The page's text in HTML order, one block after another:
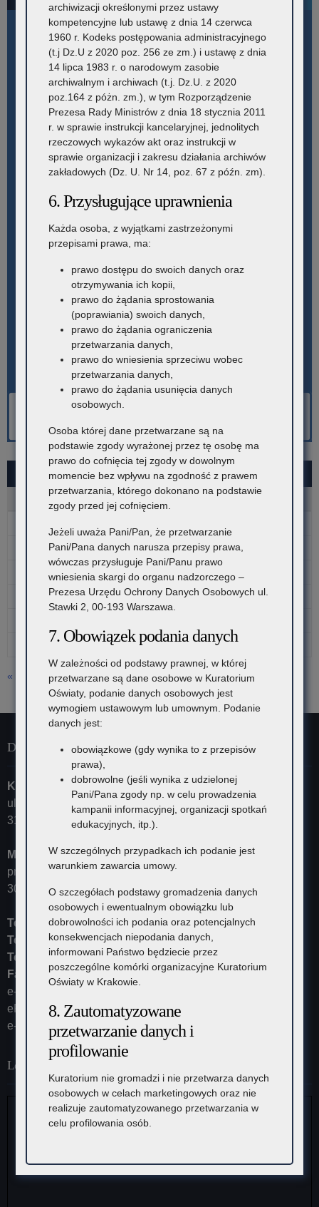
SIERPIEŃ 2026
Ś
4 5 6 7
11
18 19 20 21 22
« lip
Dane kontaktowe
Kuratorium Oświaty w Krakowie
ul. Szlak 73
31-153 Kraków
Małopolski Kurator Oświaty
przyjmuje ul. Kazimierza Morawskiego 5,
30-102 Kraków
Tel:
12 448-11-10
Tel:
12 448-11-15
Tel:
12 448-11-20
Fax:
12 448-11-62
e-mail:
kurator@kuratorium.krakow.pl
ePUAP (adres skrytki): /KOKrakow/skrytka
e-Doręczenia: AE:PL-23387-37626-IRHSW-19
Lokalizacja
archiwizacji określonymi przez ustawy
kompetencyjne lub ustawę z dnia 14 czerwca
1960 r. Kodeks postępowania administracyjnego
(t.j Dz.U z 2020 poz. 256 ze zm.) i ustawę z dnia
14 lipca 1983 r. o narodowym zasobie
archiwalnym i archiwach (t.j. Dz.U. z 2020
poz.164 z póżn. zm.), w tym Rozporządzenie
Prezesa Rady Ministrów z dnia 18 stycznia 2011
r. w sprawie instrukcji kancelaryjnej, jednolitych
rzeczowych wykazów akt oraz instrukcji w
sprawie organizacji i zakresu działania archiwów
zakładowych (Dz. U. Nr 14, poz. 67 z późn. zm).
6. Przysługujące uprawnienia
Każda osoba, z wyjątkami zastrzeżonymi
przepisami prawa, ma:
prawo dostępu do swoich danych oraz
otrzymywania ich kopii,
prawo do żądania sprostowania
(poprawiania) swoich danych,
prawo do żądania ograniczenia
przetwarzania danych,
prawo do wniesienia sprzeciwu wobec
przetwarzania danych,
prawo do żądania usunięcia danych
osobowych.
Osoba której dane przetwarzane są na
podstawie zgody wyrażonej przez tę osobę ma
prawo do cofnięcia tej zgody w dowolnym
momencie bez wpływu na zgodność z prawem
przetwarzania, którego dokonano na podstawie
zgody przed jej cofnięciem.
Jeżeli uważa Pani/Pan, że przetwarzanie
Pani/Pana danych narusza przepisy prawa,
wówczas przysługuje Pani/Panu prawo
wniesienia skargi do organu nadzorczego –
Prezesa Urzędu Ochrony Danych Osobowych ul.
Stawki 2, 00-193 Warszawa.
7. Obowiązek podania danych
W zależności od podstawy prawnej, w której
przetwarzane są dane osobowe w Kuratorium
Oświaty, podanie danych osobowych jest
wymogiem ustawowym lub umownym. Podanie
danych jest:
obowiązkowe (gdy wynika to z przepisów
prawa),
dobrowolne (jeśli wynika z udzielonej
Pani/Pana zgody np. w celu prowadzenia
kampanii informacyjnej, organizacji spotkań
edukacyjnych, itp.).
W szczególnych przypadkach ich podanie jest
warunkiem zawarcia umowy.
O szczegółach podstawy gromadzenia danych
osobowych i ewentualnym obowiązku lub
dobrowolności ich podania oraz potencjalnych
konsekwencjach niepodania danych,
informowani Państwo będziecie przez
poszczególne komórki organizacyjne Kuratorium
Oświaty w Krakowie.
8. Zautomatyzowane
przetwarzanie danych i
profilowanie
Kuratorium nie gromadzi i nie przetwarza danych
osobowych w celach marketingowych oraz nie
realizuje zautomatyzowanego przetwarzania w
celu profilowania osób.